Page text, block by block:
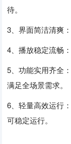
待。
3、界面简洁清爽
4、播放稳定流畅
5、功能实用齐全
满足全场景需求。
6、轻量高效运行
可稳定运行。